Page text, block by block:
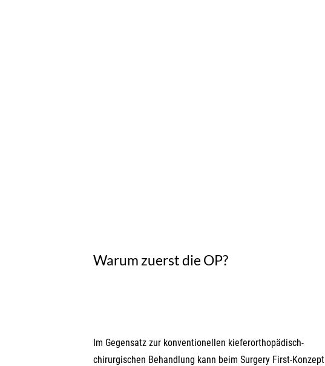
Warum zuerst die OP?
Im Gegensatz zur konventionellen kieferorthopädisch-
chirurgischen Behandlung kann beim Surgery First-Konzept